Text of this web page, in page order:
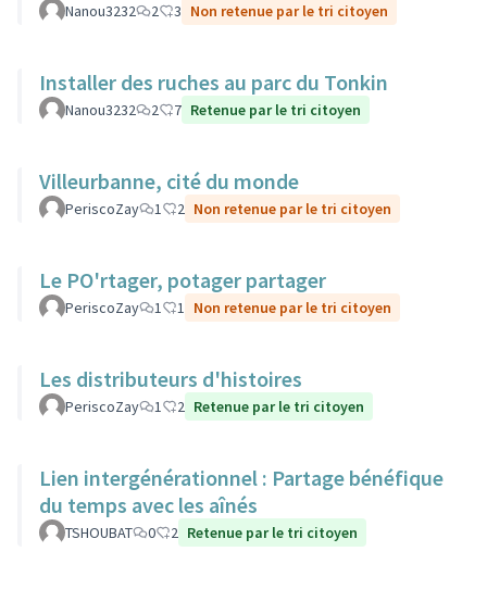
Nanou3232 2 3 Non retenue par le tri citoyen
Installer des ruches au parc du Tonkin
Nanou3232 2 7 Retenue par le tri citoyen
Villeurbanne, cité du monde
PeriscoZay 1 2 Non retenue par le tri citoyen
Le PO'rtager, potager partager
PeriscoZay 1 1 Non retenue par le tri citoyen
Les distributeurs d'histoires
PeriscoZay 1 2 Retenue par le tri citoyen
Lien intergénérationnel : Partage bénéfique
du temps avec les aînés
TSHOUBAT 0 2 Retenue par le tri citoyen